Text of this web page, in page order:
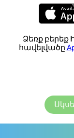
Ձեռք բերեք
հավելվածը